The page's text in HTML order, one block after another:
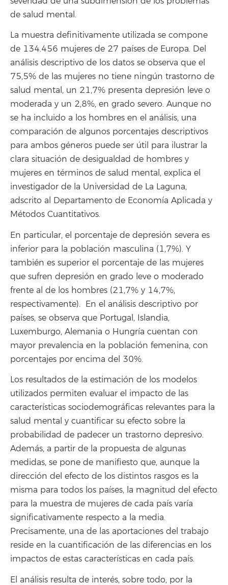
de salud mental.
La muestra definitivamente utilizada se compone
de 134.456 mujeres de 27 países de Europa. Del
análisis descriptivo de los datos se observa que el
75,5% de las mujeres no tiene ningún trastorno de
salud mental, un 21,7% presenta depresión leve o
moderada y un 2,8%, en grado severo. Aunque no
se ha incluido a los hombres en el análisis, una
comparación de algunos porcentajes descriptivos
para ambos géneros puede ser útil para ilustrar la
clara situación de desigualdad de hombres y
mujeres en términos de salud mental, explica el
investigador de la Universidad de La Laguna,
adscrito al Departamento de Economía Aplicada y
Métodos Cuantitativos.
En particular, el porcentaje de depresión severa es
inferior para la población masculina (1,7%). Y
también es superior el porcentaje de las mujeres
que sufren depresión en grado leve o moderado
frente al de los hombres (21,7% y 14,7%,
respectivamente). En el análisis descriptivo por
países, se observa que Portugal, Islandia,
Luxemburgo, Alemania o Hungría cuentan con
mayor prevalencia en la población femenina, con
porcentajes por encima del 30%.
Los resultados de la estimación de los modelos
utilizados permiten evaluar el impacto de las
características sociodemográficas relevantes para la
salud mental y cuantificar su efecto sobre la
probabilidad de padecer un trastorno depresivo.
Además, a partir de la propuesta de algunas
medidas, se pone de manifiesto que, aunque la
dirección del efecto de los distintos rasgos es la
misma para todos los países, la magnitud del efecto
para la muestra de mujeres de cada país varía
significativamente respecto a la media.
Precisamente, una de las aportaciones del trabajo
reside en la cuantificación de las diferencias en los
impactos de estas características en cada país.
El análisis resulta de interés, sobre todo, por la